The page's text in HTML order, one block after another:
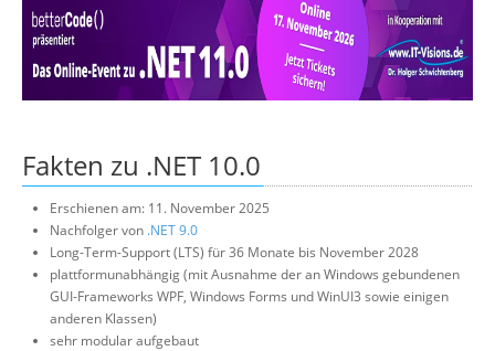
Offene Seminare
Wissen
Suche
Fakten zu .NET 10.0
Erschienen am: 11. November 2025
Nachfolger von .NET 9.0
Long-Term-Support (LTS) für 36 Monate bis November 2028
plattformunabhängig (mit Ausnahme der an Windows gebundenen
GUI-Frameworks WPF, Windows Forms und WinUI3 sowie einigen
anderen Klassen)
sehr modular aufgebaut